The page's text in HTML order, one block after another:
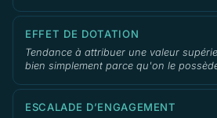
EFFET DE DOTATION
Tendance à attribuer une valeur
bien simplement parce qu'on le
ESCALADE D’ENGAGEMENT